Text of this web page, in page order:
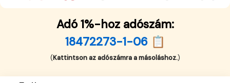
Adó 1%-hoz adószám:
18472273-1-06 📋
(Kattintson az adószámra a másoláshoz.)